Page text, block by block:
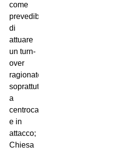
come
prevedibile,
di
attuare
un turn-
over
ragionato,
soprattutto
a
centrocampo
e in
attacco;
Chiesa